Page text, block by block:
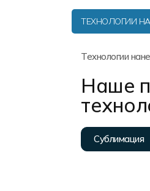
ТЕХНОЛОГИИ
Технологии
Наше
Сублимация
Форма в наличии
Распродажа
Реквизиты
Система скидок и
Пользовательское